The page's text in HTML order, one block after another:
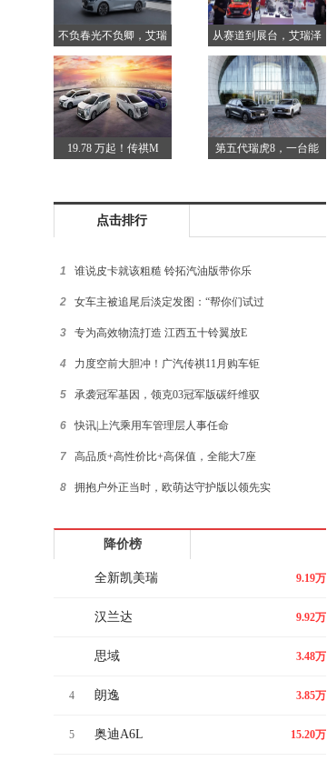
不负春光不负卿，艾瑞
泽8
从赛道到展台，艾瑞泽
8改
19.78 万起！传祺M
第五代瑞虎8，一台能
点击排行
1 谁说皮卡就该粗糙 铃拓汽油版带你乐
2 女车主被追尾后淡定发图：“帮你们试过
3 专为高效物流打造 江西五十铃翼放E
4 力度空前大胆冲！广汽传祺11月购车钜
5 承袭冠军基因，领克03冠军版碳纤维驭
6 快讯|上汽乘用车管理层人事任命
7 高品质+高性价比+高保值，全能大7座
8 拥抱户外正当时，欧萌达守护版以领先实
科技不炫技，实用即正义，东风奕派20
降价榜
全新凯美瑞 9.19万
汉兰达 9.92万
思域 3.48万
4 朗逸 3.85万
5 奥迪A6L 15.20万